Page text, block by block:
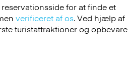
for at finde et
verificeret af os. Ved hjælp af
turistattraktioner og opbevare